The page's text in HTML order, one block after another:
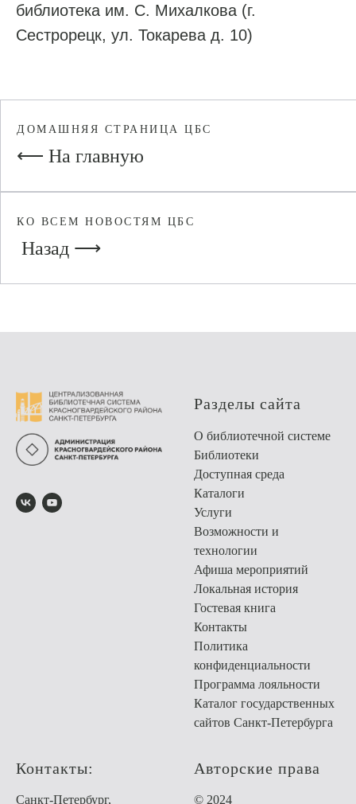
библиотека им. С. Михалкова (г.
Сестрорецк, ул. Токарева д. 10)
ДОМАШНЯЯ СТРАНИЦА ЦБС
⟵ На главную
КО ВСЕМ НОВОСТЯМ ЦБС
Назад ⟶
Разделы сайта
О библиотечной системе
Библиотеки
Доступная среда
Каталоги
Услуги
Возможности и
технологии
Афиша мероприятий
Локальная история
Гостевая книга
Контакты
Политика
конфиденциальности
Программа лояльности
Каталог государственных
сайтов Санкт-Петербурга
Контакты:
Санкт-Петербург,
Авторские права
© 2024